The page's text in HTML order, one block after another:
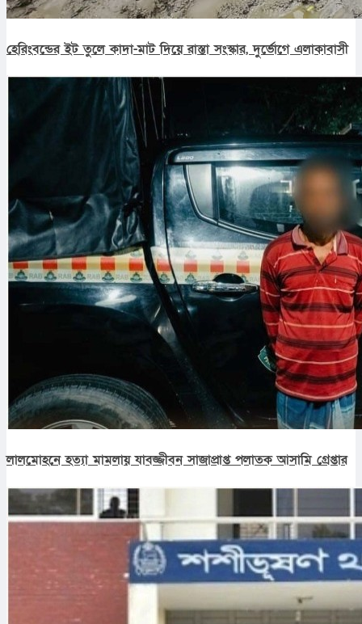
হেরিংবন্ডের ইট তুলে কাদা-মাট দিয়ে রাস্তা সংস্কার, দুর্ভোগে এলাকাবাসী
লালমোহনে হত্যা মামলায় যাবজ্জীবন সাজাপ্রাপ্ত পলাতক আসামি গ্রেপ্তার